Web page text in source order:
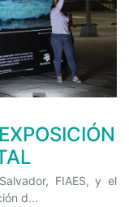
FIAES, y el
d...